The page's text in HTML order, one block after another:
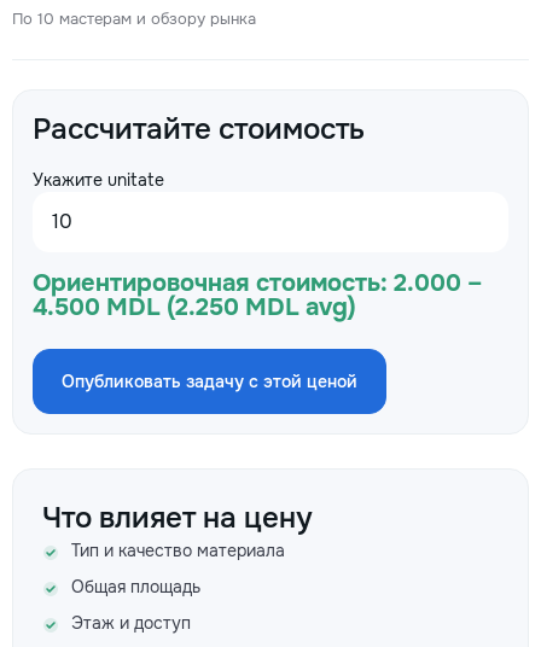
По 10 мастерам и обзору рынка
Рассчитайте стоимость
Укажите unitate
Ориентировочная стоимость: 2.000 –
4.500 MDL (2.250 MDL avg)
Опубликовать задачу с этой ценой
Что влияет на цену
Тип и качество материала
Общая площадь
Этаж и доступ